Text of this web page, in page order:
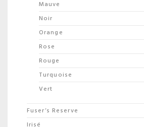
Mauve
Noir
Orange
Rose
Rouge
Turquoise
Vert
Fuser’s Reserve
Irisé